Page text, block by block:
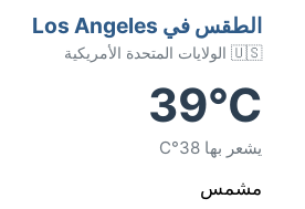
الطقس في Los Angeles
🇺🇸 الولايات المتحدة الأمريكية
39°C
يشعر بها 38°C
مشمس